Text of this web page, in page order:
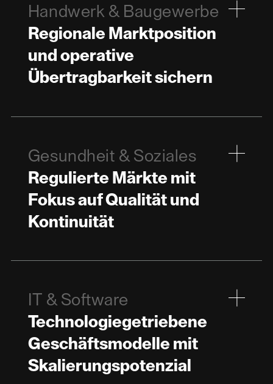
Handwerk & Baugewerbe
Regionale Marktposition
und operative
Übertragbarkeit sichern
Gesundheit & Soziales
Regulierte Märkte mit
Fokus auf Qualität und
Kontinuität
IT & Software
Technologiegetriebene
Geschäftsmodelle mit
Skalierungspotenzial